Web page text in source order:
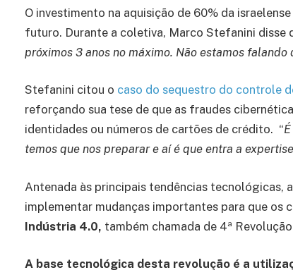
O investimento na aquisição de 60% da
futuro. Durante a coletiva, Marco Stefanini disse
próximos 3 anos no máximo. Não estamos
Stefanini citou o caso do sequestro do controle
reforçando sua tese de que as fraudes
identidades ou números de cartões de crédito. “
temos que nos preparar e aí é que entra a
Antenada às principais tendências tecnológicas,
implementar mudanças importantes para que os
Indústria 4.0, também chamada de 4ª
A base tecnológica desta revolução é a